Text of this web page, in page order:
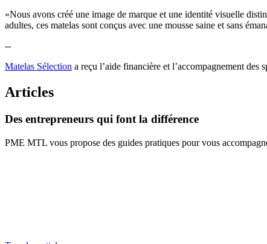
«Nous avons créé une image de marque et une identité visuelle
adultes, ces matelas sont conçus avec une mousse saine et sans
--
Matelas Sélection a reçu l’aide financière et l’accompagnement des
Articles
Des entrepreneurs qui font la différence
PME MTL vous propose des guides pratiques pour vous